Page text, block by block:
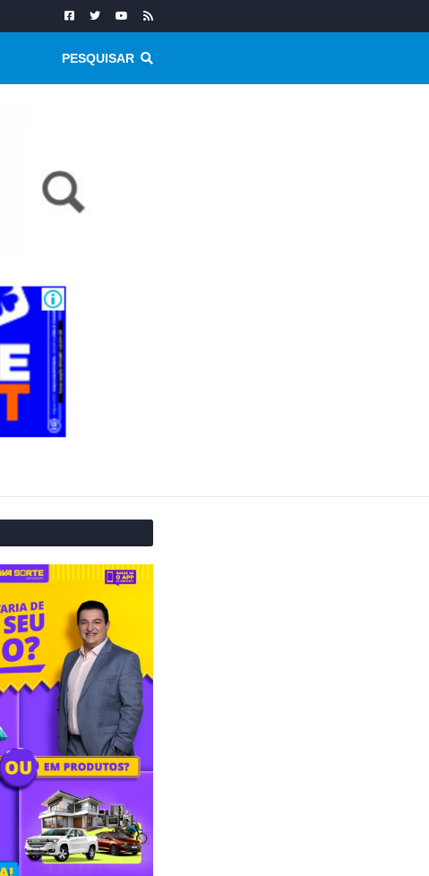
PESQUISAR